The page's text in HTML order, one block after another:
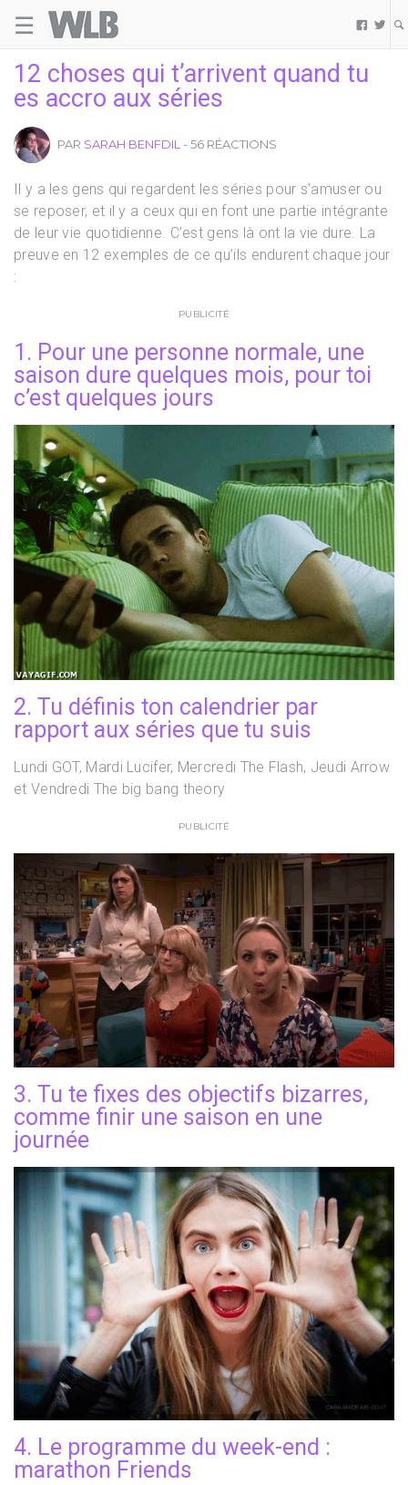
☰  
12 choses qui t’arrivent quand tu
es accro aux séries
PAR SARAH BENFDIL - 56 RÉACTIONS
Il y a les gens qui regardent les séries pour s’amuser ou
se reposer, et il y a ceux qui en font une partie intégrante
de leur vie quotidienne. C’est gens là ont la vie dure. La
preuve en 12 exemples de ce qu’ils endurent chaque jour
:
PUBLICITÉ
1. Pour une personne normale, une
saison dure quelques mois, pour toi
c’est quelques jours
2. Tu définis ton calendrier par
rapport aux séries que tu suis
Lundi GOT, Mardi Lucifer, Mercredi The Flash, Jeudi Arrow
et Vendredi The big bang theory
PUBLICITÉ
3. Tu te fixes des objectifs bizarres,
comme finir une saison en une
journée
4. Le programme du week-end :
marathon Friends